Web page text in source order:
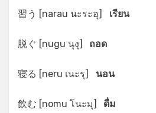
習う [narau นะระอุ] เรียน
脱ぐ [nugu นุงุ] ถอด
寝る [neru เนะรุ] นอน
飲む [nomu โนะมุ] ดื่ม